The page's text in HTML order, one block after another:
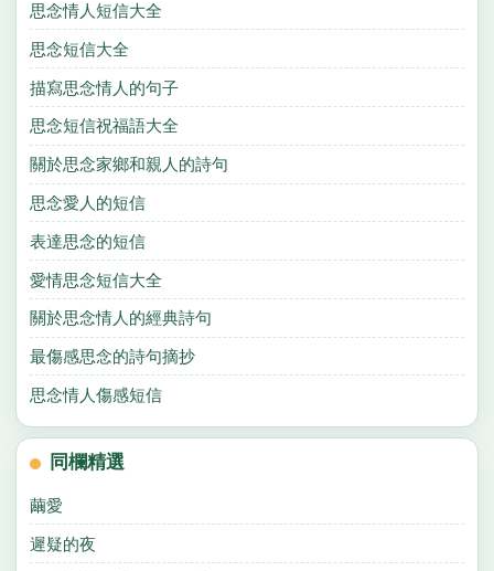
思念情人短信大全
思念短信大全
描寫思念情人的句子
思念短信祝福語大全
關於思念家鄉和親人的詩句
思念愛人的短信
表達思念的短信
愛情思念短信大全
關於思念情人的經典詩句
最傷感思念的詩句摘抄
思念情人傷感短信
同欄精選
繭愛
遲疑的夜